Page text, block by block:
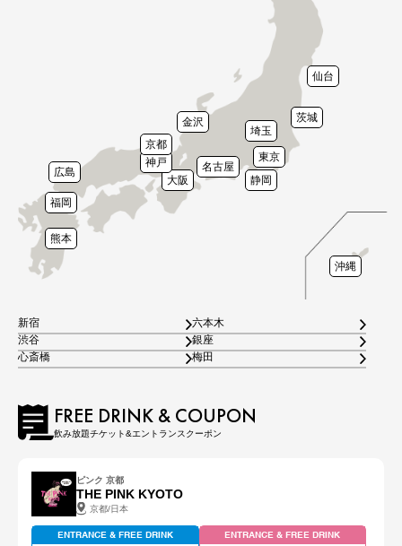
東京
仙台
大阪
神戸 名古屋
埼玉
静岡
京都
広島
福岡
熊本
沖縄
茨城
金沢
新宿
六本木
渋谷
銀座
心斎橋
梅田
FREE DRINK & COUPON
飲み放題チケット&エントランスクーポン
ピンク 京都
THE PINK KYOTO
京都/日本
ENTRANCE & FREE DRINK ENTRANCE & FREE DRINK